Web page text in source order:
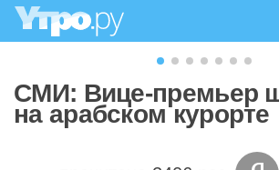
СМИ: Вице-премьер
на арабском курорте